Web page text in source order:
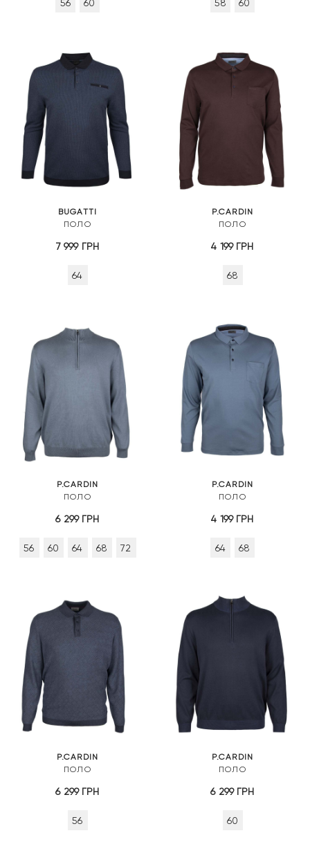
56 60 58 60
BUGATTI
ПОЛО
7 999 ГРН
64
P.CARDIN
ПОЛО
4 199 ГРН
68
P.CARDIN
ПОЛО
6 299 ГРН
56 60 64 68 72
P.CARDIN
ПОЛО
4 199 ГРН
64 68
P.CARDIN
ПОЛО
6 299 ГРН
56
P.CARDIN
ПОЛО
6 299 ГРН
60